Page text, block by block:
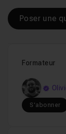
Formateur
S'abonner
Poser une